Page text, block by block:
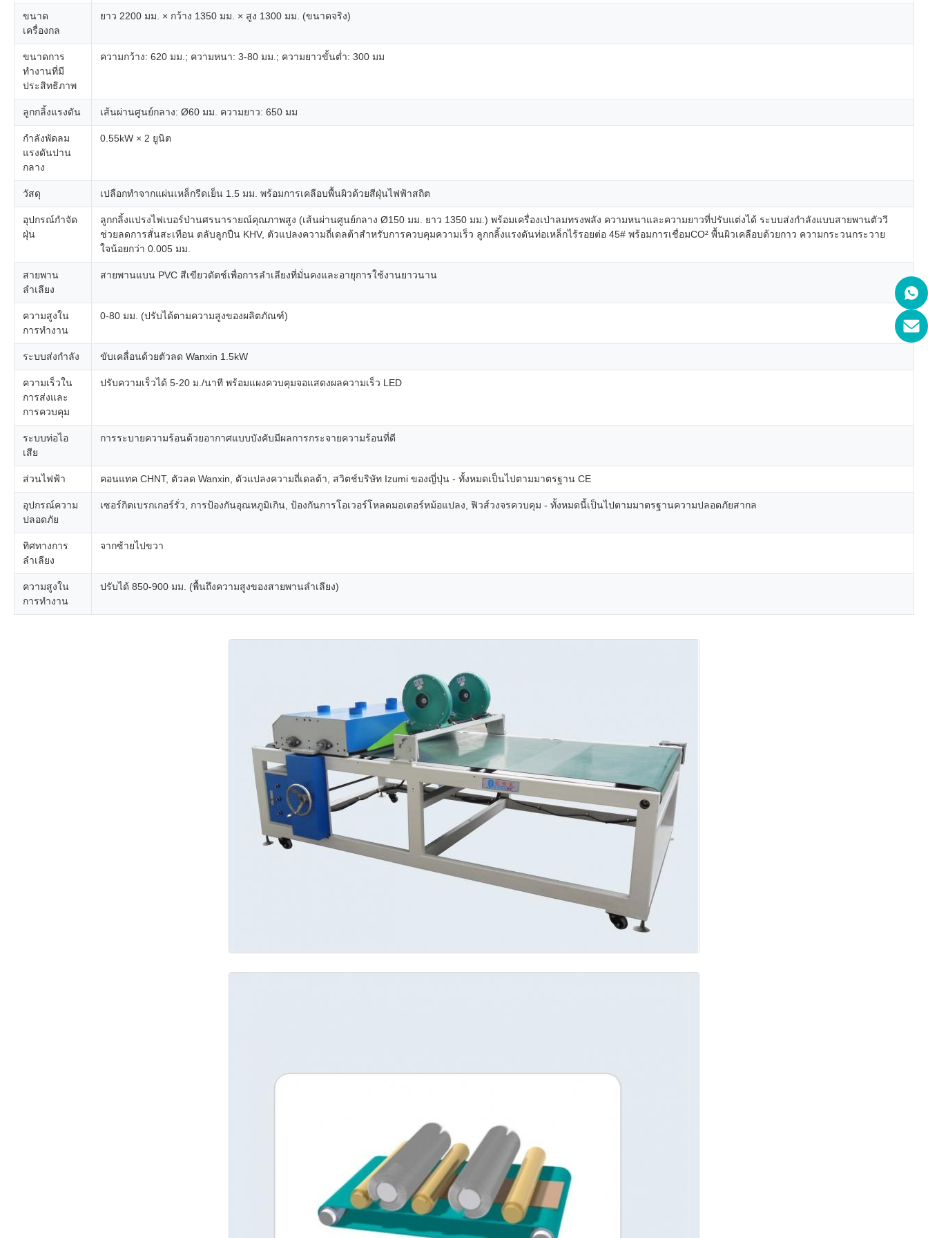
ขนาด
เครื่องกล
ยาว 2200 มม. × กว้าง 1350 มม. × สูง 1300 มม. (ขนาดจริง)
ขนาดการ
ทำงานที่มี
ประสิทธิภาพ
ความกว้าง: 620 มม.; ความหนา: 3-80 มม.; ความยาวขั้นต่ำ: 300 มม
ลูกกลิ้งแรงดัน เส้นผ่านศูนย์กลาง: Ø60 มม. ความยาว: 650 มม
กำลังพัดลม
แรงดันปาน
กลาง
0.55kW × 2 ยูนิต
วัสดุ เปลือกทำจากแผ่นเหล็กรีดเย็น 1.5 มม. พร้อมการเคลือบพื้นผิวด้วยสีฝุ่นไฟฟ้าสถิต
อุปกรณ์กำจัด
ฝุ่น
ลูกกลิ้งแปรงไฟเบอร์ป่านศรนารายณ์คุณภาพสูง (เส้นผ่านศูนย์กลาง Ø150 มม. ยาว 1350 มม.) พร้อมเครื่องเป่าลมทรงพลัง ความหนาและความยาวที่ปรับแต่งได้ ระบบส่งกำลังแบบสายพานตัววี
ช่วยลดการสั่นสะเทือน ตลับลูกปืน KHV, ตัวแปลงความถี่เดลต้าสำหรับการควบคุมความเร็ว ลูกกลิ้งแรงดันท่อเหล็กไร้รอยต่อ 45# พร้อมการเชื่อมCO² พื้นผิวเคลือบด้วยกาว ความกระวนกระวาย
ใจน้อยกว่า 0.005 มม.
สายพาน
ลำเลียง
สายพานแบน PVC สีเขียวดัตช์เพื่อการลำเลียงที่มั่นคงและอายุการใช้งานยาวนาน
ความสูงใน
การทำงาน
0-80 มม. (ปรับได้ตามความสูงของผลิตภัณฑ์)
ระบบส่งกำลัง ขับเคลื่อนด้วยตัวลด Wanxin 1.5kW
ความเร็วใน
การส่งและ
การควบคุม
ปรับความเร็วได้ 5-20 ม./นาที พร้อมแผงควบคุมจอแสดงผลความเร็ว LED
ระบบท่อไอ
เสีย
การระบายความร้อนด้วยอากาศแบบบังคับมีผลการกระจายความร้อนที่ดี
ส่วนไฟฟ้า คอนแทค CHNT, ตัวลด Wanxin, ตัวแปลงความถี่เดลต้า, สวิตช์บริษัท Izumi ของญี่ปุ่น - ทั้งหมดเป็นไปตามมาตรฐาน CE
อุปกรณ์ความ
ปลอดภัย
เซอร์กิตเบรกเกอร์รั่ว, การป้องกันอุณหภูมิเกิน, ป้องกันการโอเวอร์โหลดมอเตอร์หม้อแปลง, ฟิวส์วงจรควบคุม - ทั้งหมดนี้เป็นไปตามมาตรฐานความปลอดภัยสากล
ทิศทางการ
ลำเลียง
จากซ้ายไปขวา
ความสูงใน
การทำงาน
ปรับได้ 850-900 มม. (พื้นถึงความสูงของสายพานลำเลียง)